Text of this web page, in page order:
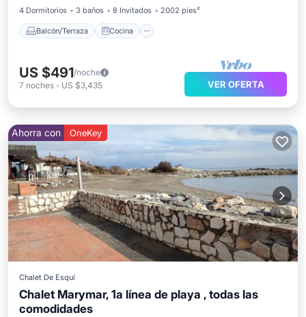
4 Dormitorios
3 baños 8 Invitados 2002 pies²
Balcón/Terraza Cocina
US $491/noche
7 noches - US $3,435 VER OFERTA
Ahorra con OneKey
Chalet De Esquí
Chalet Marymar, 1a línea de playa , todas las
comodidades
Piscina